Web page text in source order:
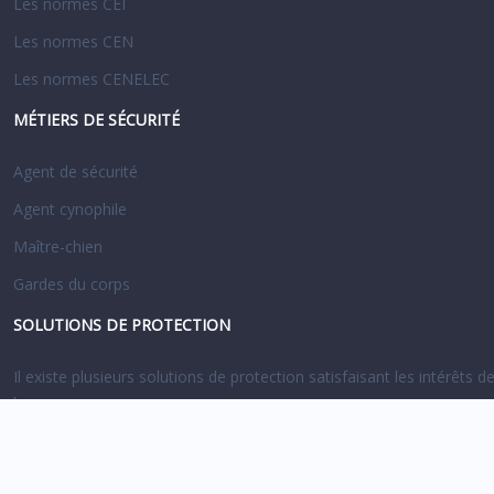
Les normes CEN
Les normes CENELEC
MÉTIERS DE SÉCURITÉ
Agent de sécurité
Agent cynophile
Maître-chien
Gardes du corps
SOLUTIONS DE PROTECTION
Il existe plusieurs solutions de protection satisfaisant les intérêts
locaux.